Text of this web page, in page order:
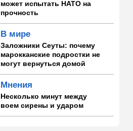
может испытать НАТО на
прочность
В мире
Заложники Сеуты: почему
марокканские подростки не
могут вернуться домой
Мнения
Несколько минут между
воем сирены и ударом